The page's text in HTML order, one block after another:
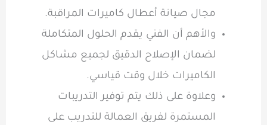
مجال صيانة أعطال كاميرات المراقبة.
والأهم أن الفني يقدم الحلول المتكاملة
لضمان الإصلاح الدقيق لجميع مشاكل
الكاميرات خلال وقت قياسي.
وعلاوة على ذلك يتم توفير التدريبات
المستمرة لفريق العمالة للتدريب على